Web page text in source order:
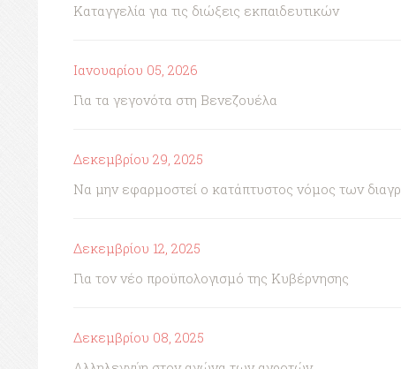
Καταγγελία για τις διώξεις εκπαιδευτικών
Ιανουαρίου 05, 2026
Για τα γεγονότα στη Βενεζουέλα
Δεκεμβρίου 29, 2025
Να μην εφαρμοστεί ο κατάπτυστος νόμος των
Δεκεμβρίου 12, 2025
Για τον νέο προϋπολογισμό της Κυβέρνησης
Δεκεμβρίου 08, 2025